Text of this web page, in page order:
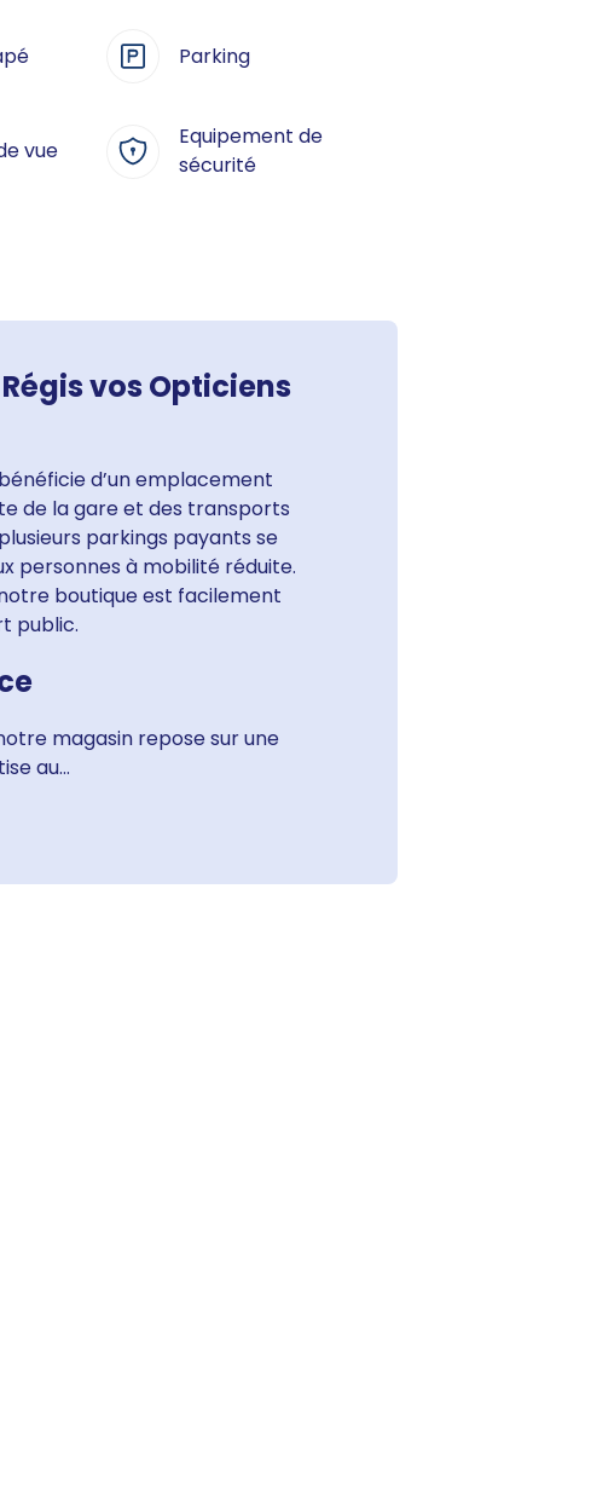
Parking
vue
Equipement de
sécurité
Régis vos Opticiens
d’un emplacement
de la gare et des transports
parkings payants se
personnes à mobilité réduite.
boutique est facilement
public.
magasin repose sur une
au...